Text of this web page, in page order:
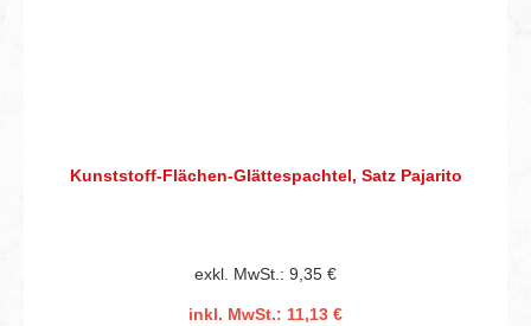
Kunststoff-Flächen-Glättespachtel, Satz Pajarito
exkl. MwSt.: 9,35 €
inkl. MwSt.: 11,13 €